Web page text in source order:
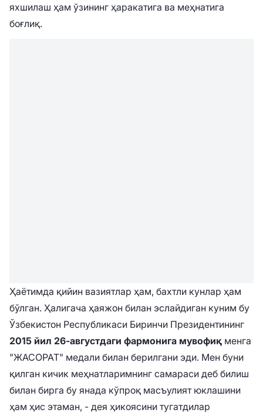
яхшилаш ҳам ўзининг ҳаракатига ва меҳнатига
боғлиқ.
Ҳаётимда қийин вазиятлар ҳам, бахтли кунлар ҳам
бўлган. Ҳалигача ҳаяжон билан эслайдиган куним бу
Ўзбекистон Республикаси Биринчи Президентининг
2015 йил 26-августдаги фармонига мувофиқ менга
"ЖАСОРАТ" медали билан берилгани эди. Мен буни
қилган кичик меҳнатларимнинг самараси деб билиш
билан бирга бу янада кўпроқ масъулият юклашини
ҳам ҳис этаман, - дея ҳикоясини тугатдилар